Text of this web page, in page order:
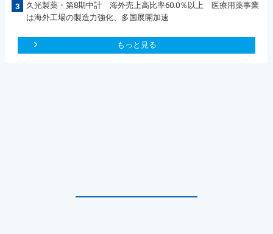
3
久光製薬・第8期中計 海外売上高比率60.0％以上 医療用薬事業
は海外工場の製造力強化、多国展開加速
もっと見る